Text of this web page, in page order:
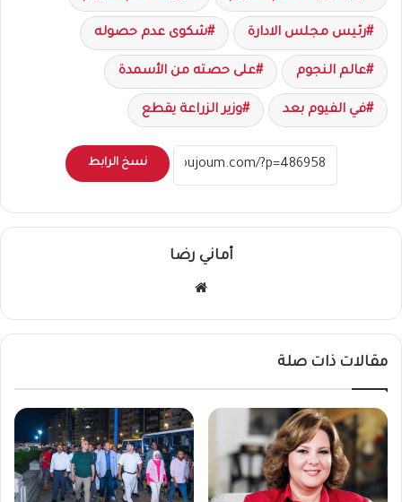
رئيس مجلس الادارة شكوى عدم حصوله
عالم النجوم على حصته من الأسمدة
في الفيوم بعد وزير الزراعة يقطع
نسخ الرابط
أماني رضا
مقالات ذات صلة